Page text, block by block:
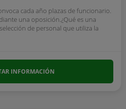
cada año plazas de funcionario.
una oposición.¿Qué es una
de personal que utiliza la
INFORMACIÓN